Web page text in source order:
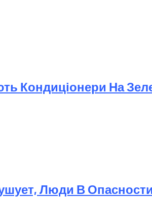
Кондиціонери На
Люди В Опасности